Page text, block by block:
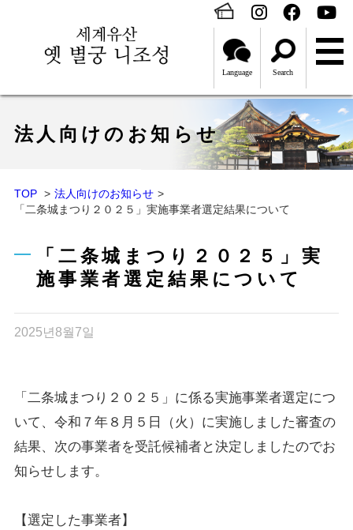
Language Search
法人向けのお知らせ
TOP
法人向けのお知らせ
「二条城まつり２０２５」実施事業者選定結果について
「二条城まつり２０２５」実
施事業者選定結果について
2025년8월7일
「二条城まつり２０２５」に係る実施事業者選定につ
いて、令和７年８月５日（火）に実施しました審査の
結果、次の事業者を受託候補者と決定しましたのでお
知らせします。
【選定した事業者】